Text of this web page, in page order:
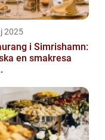
2025
i Simrishamn:
en smakresa